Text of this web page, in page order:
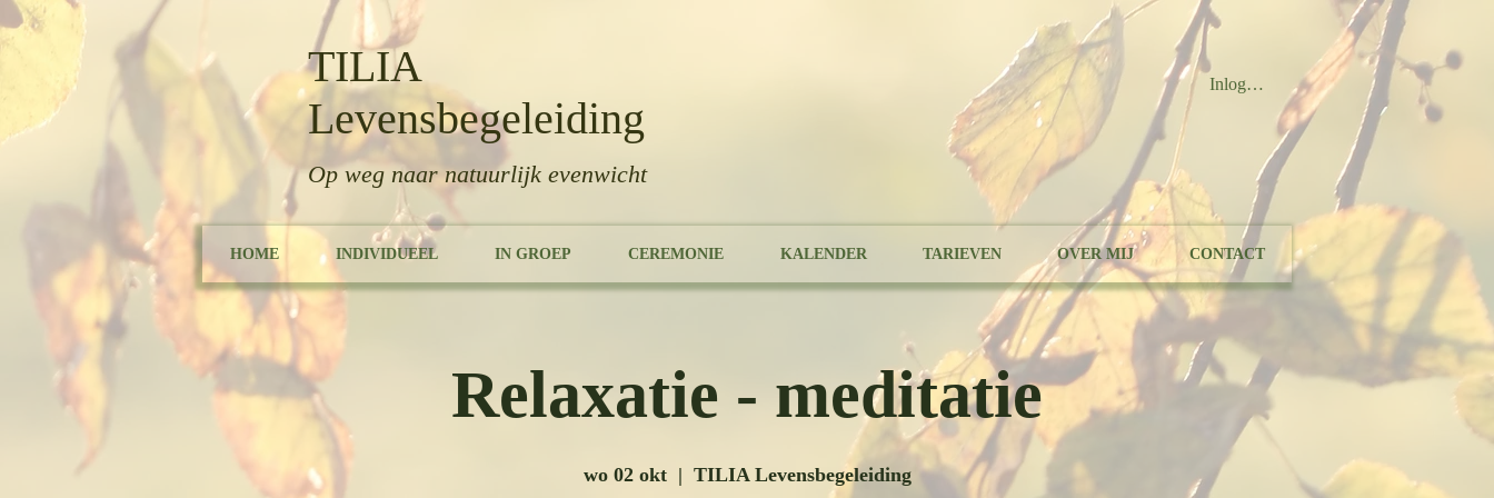
TILIA
Levensbegeleiding
Inloggen
Op weg naar natuurlijk evenwicht
HOME INDIVIDUEEL IN GROEP CEREMONIE KALENDER TARIEVEN OVER MIJ CONTACT
Relaxatie - meditatie
wo 02 okt
  |
TILIA Levensbegeleiding